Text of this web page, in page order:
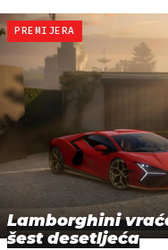
PREMIJERA
Lamborghini
šest desetljeća